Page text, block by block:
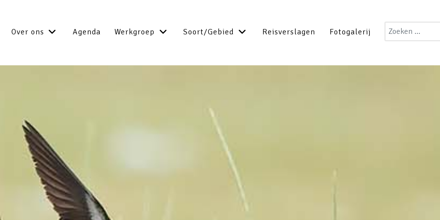
Over ons Agenda Werkgroep Soort/Gebied Reisverslagen Fotogalerij
Zoeken